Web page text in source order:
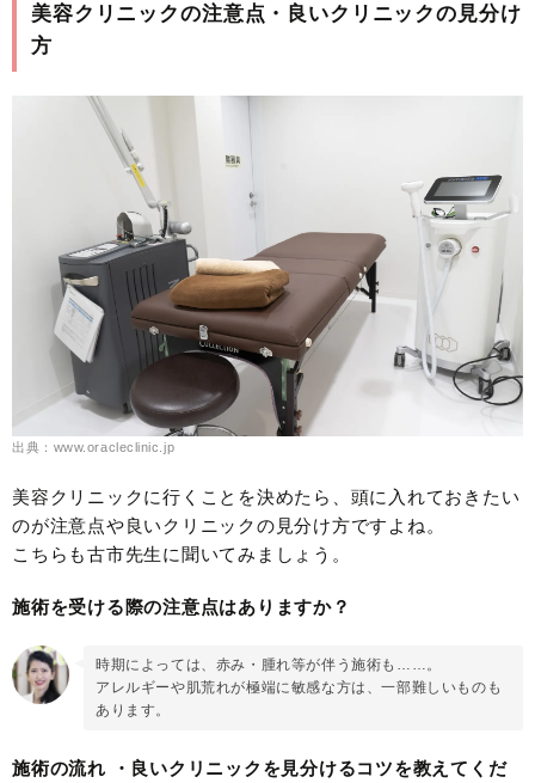
美容クリニックの注意点・良いクリニックの見分け
方
出典：www.oracleclinic.jp
美容クリニックに行くことを決めたら、頭に入れておきたい
のが注意点や良いクリニックの見分け方ですよね。
こちらも古市先生に聞いてみましょう。
施術を受ける際の注意点はありますか？
時期によっては、赤み・腫れ等が伴う施術も……。
アレルギーや肌荒れが極端に敏感な方は、一部難しいものも
あります。
施術の流れ ・良いクリニックを見分けるコツを教えてくだ